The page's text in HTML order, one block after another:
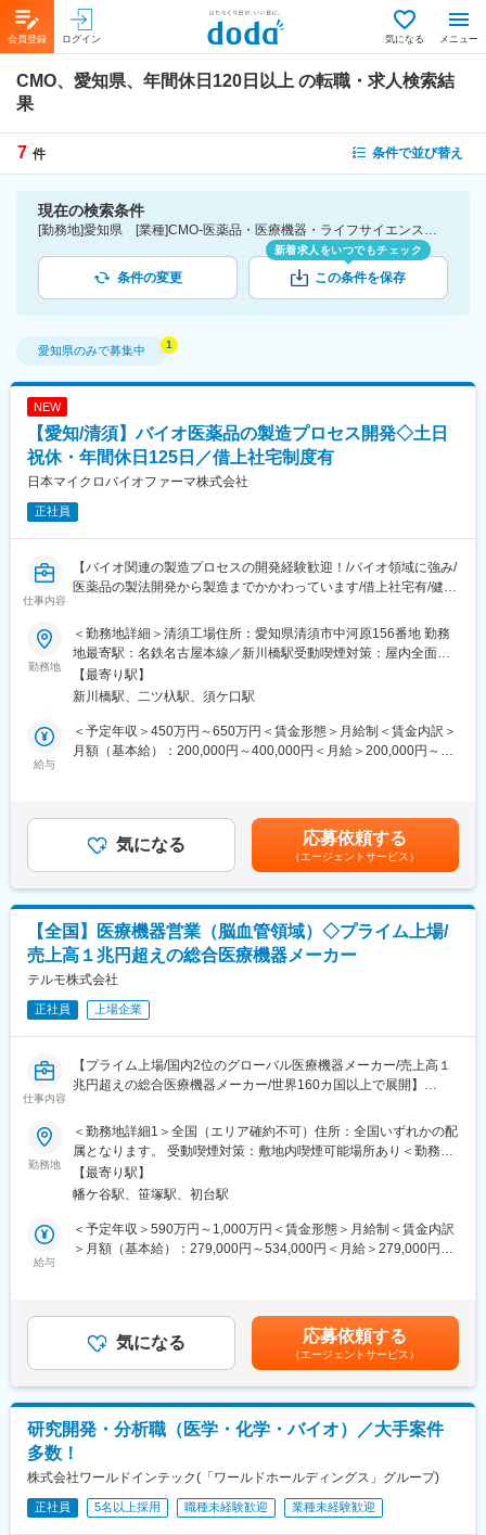
会員登録 ログイン 気になる メニュー
CMO、愛知県、年間休日120日以上 の転職・求人検索結
果
7 件 条件で並び替え
現在の検索条件
[勤務地]愛知県 [業種]CMO-医薬品・医療機器・ライフサイエンス・医療系サービス [こだわり条件ピックアップ]年間休日120日以上 [詳細条件](休日・働き方)年間休日120日以上
条件の変更
新着求人をいつでもチェック
この条件を保存
愛知県のみで募集中
NEW
【愛知/清須】バイオ医薬品の製造プロセス開発◇土日
祝休・年間休日125日／借上社宅制度有
日本マイクロバイオファーマ株式会社
正社員
仕事内容
【バイオ関連の製造プロセスの開発経験歓迎！/バイオ領域に強み/
医薬品の製法開発から製造までかかわっています/借上社宅有/健康
■当社は微生物発酵技術を応用したCDMO（医薬品や有用物質のプ
ロセス開発・製造受託）事業を展開しています。
■職務内容：バイオ医薬品の製造プロセス開発（以下一例）
・プラスミド製造プロセス開発やGMP製造
・ウイルスベクター製法立ち上げ、サンプル調製等
・培養条件や精製条件の検討、評価、確立
・カラム精製（AKTA等）
・工程分析（HPLC、ELISA、qPCR、キャピラリー電気泳動等を
チーム単位で案件を担当しており、1案件に対し4～5名ほどの体
制で進めていきます。
■働く魅力など
◎裁量を持って仕事ができる環境
部署の上長は「属人化しない業務の仕組化」を重視しており、幅
広い業務に関わり、組織全体で効率的に仕事を回す体制構築を目
指しています。 入社1年目で設備導入を任されるなど、やる気と
能力次第で裁量を持てる職場です。
◎研究開発から製造までチャレンジできる！
への展開を積極的に進めています。
新たな領域に挑戦しているからこそ、研究開発から製造まで研究
開発部が一貫して行い、既存技術の活用や新しい技術の積極的な
取り込みなど、何事にも挑戦する風土が根付いています。自身の
■当社の特徴
◇自らの仕事が患者様の生活を支えることに繋がります。あらゆ
る職種の社員が在籍していますが、目的は同じ「顧客の、そして
患者様の期待に応えること」です。品質、製造コストなど、あら
ゆる条件をクリアし、顧客の要求を達成し、患者様に医薬品を届
けることに大きなやりがいを感じる事業です。
勤務地
＜勤務地詳細＞清須工場住所：愛知県清須市中河原156番地 勤務
地最寄駅：名鉄名古屋本線／新川橋駅受動喫煙対策：屋内全面禁
煙変更の範囲：会社の定める事業所
【最寄り駅】
新川橋駅、二ツ杁駅、須ケ口駅
給与
＜予定年収＞450万円～650万円＜賃金形態＞月給制＜賃金内訳＞
月額（基本給）：200,000円～400,000円＜月給＞200,000円～
額であり、選考を通じて上下する可能性があります。月給(月額)は
固定手当を含めた表記です。
気になる 応募依頼する
（エージェントサービス）
【全国】医療機器営業（脳血管領域）◇プライム上場/
売上高１兆円超えの総合医療機器メーカー
テルモ株式会社
正社員 上場企業
仕事内容
【プライム上場/国内2位のグローバル医療機器メーカー/売上高１
兆円超えの総合医療機器メーカー/世界160カ国以上で展開】
■メインミッション：
担当エリアの病院（主に医師）に対し、当社のニューロ事業（脳
血管疾患領域）にて扱っている製品を提案していただきます。
医療従事者への技術サポートや情報提供を通じて、信頼関係を構
築しながら治療の質を向上させることがミッションです。
■採用背景：
■業務内容：
・脳血管疾患関連を中心とした販売活動
強会・セミナーの主催など）
・販売代理店へのサポート（製品情報の提供・勉強会の主催な
・各種学会への参加
■働き方：
勤務地
＜勤務地詳細1＞全国（エリア確約不可）住所：全国いずれかの配
属となります。 受動喫煙対策：敷地内喫煙可能場所あり＜勤務地
詳細2＞本社住所：東京都渋谷区幡ヶ谷2-44-1 勤務地最寄駅：京
王線／京王新線幡ヶ谷駅受動喫煙対策：屋内全面禁煙変更の範
【最寄り駅】
幡ケ谷駅、笹塚駅、初台駅
給与
＜予定年収＞590万円～1,000万円＜賃金形態＞月給制＜賃金内訳
＞月額（基本給）：279,000円～534,000円＜月給＞279,000円～
はあくまでも目安の金額であり、選考を通じて上下する可能性が
あります。月給(月額)は固定手当を含めた表記です。
気になる 応募依頼する
（エージェントサービス）
研究開発・分析職（医学・化学・バイオ）／大手案件
多数！
株式会社ワールドインテック(「ワールドホールディングス」グループ)
正社員 5名以上採用 職種未経験歓迎 業種未経験歓迎